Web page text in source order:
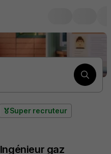
Super recruteur
Ingénieur gaz